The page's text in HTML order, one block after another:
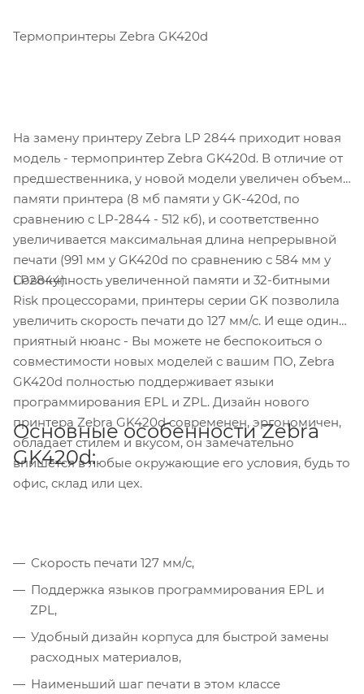
Термопринтеры Zebra GK420d
На замену принтеру Zebra LP 2844 приходит новая
модель - термопринтер Zebra GK420d. В отличие от
предшественника, у новой модели увеличен объем
памяти принтера (8 мб памяти у GK-420d, по
сравнению с LP-2844 - 512 кб), и соответственно
увеличивается максимальная длина непрерывной
печати (991 мм у GK420d по сравнению с 584 мм у
LP2844).
Совокупность увеличенной памяти и 32-битными
Risk процессорами, принтеры серии GK позволила
увеличить скорость печати до 127 мм/с. И еще один
приятный нюанс - Вы можете не беспокоиться о
совместимости новых моделей с вашим ПО, Zebra
GK420d полностью поддерживает языки
программирования EPL и ZPL. Дизайн нового
принтера Zebra GK420d современен, эргономичен,
обладает стилем и вкусом, он замечательно
впишется в любые окружающие его условия, будь то
офис, склад или цех.
Основные особенности Zebra
GK420d:
Скорость печати 127 мм/с,
Поддержка языков программирования EPL и
ZPL,
Удобный дизайн корпуса для быстрой замены
расходных материалов,
Наименьший шаг печати в этом классе